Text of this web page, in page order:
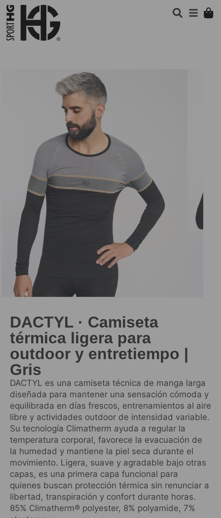
DACTYL · Camiseta
térmica ligera para
outdoor y entretiempo |
Gris
DACTYL es una camiseta técnica de manga larga
diseñada para mantener una sensación cómoda y
equilibrada en días frescos, entrenamientos al aire
libre y actividades outdoor de intensidad variable.
Su tecnología Climatherm ayuda a regular la
temperatura corporal, favorece la evacuación de
la humedad y mantiene la piel seca durante el
movimiento. Ligera, suave y agradable bajo otras
capas, es una primera capa funcional para
quienes buscan protección térmica sin renunciar a
libertad, transpiración y confort durante horas.
85% Climatherm® polyester, 8% polyamide, 7%